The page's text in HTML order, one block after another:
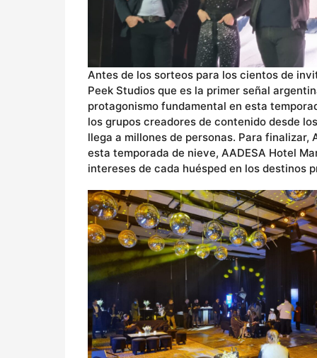
Antes de los sorteos para los cientos de
Peek Studios que es la primer señal
protagonismo fundamental en esta
los grupos creadores de contenido desde
llega a millones de personas. Para
esta temporada de nieve, AADESA Hotel
intereses de cada huésped en los destinos